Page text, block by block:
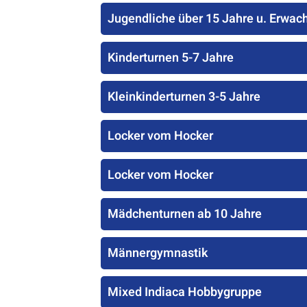
Jugendliche über 15 Jahre u.
Kinderturnen 5-7 Jahre
Kleinkinderturnen 3-5 Jahre
Locker vom Hocker
Locker vom Hocker
Mädchenturnen ab 10 Jahre
Männergymnastik
Mixed Indiaca Hobbygruppe